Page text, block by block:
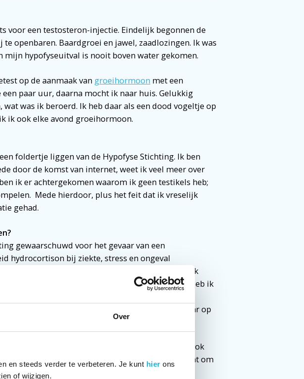
Over
en steeds verder te verbeteren. Je kunt hier ons
of wijzigen.
voor een testosteron-injectie. Eindelijk begonnen de
openbaren. Baardgroei en jawel, zaadlozingen. Ik was
mijn hypofyseuitval is nooit boven water gekomen.
op de aanmaak van groeihormoon met een
paar uur, daarna mocht ik naar huis. Gelukkig
was ik beroerd. Ik heb daar als een dood vogeltje op
ik ook elke avond groeihormoon.
foldertje liggen van de Hypofyse Stichting. Ik ben
door de komst van internet, weet ik veel meer over
ik er achtergekomen waarom ik geen testikels heb;
Mede hierdoor, plus het feit dat ik vreselijk
gehad.
gewaarschuwd voor het gevaar van een
hydrocortison bij ziekte, stress en ongeval
geweten! Deze kennis had ik in 2007 nodig, toen ik
heupprothese. Bij alle gesprekken voorafgaand heb ik
verzekerde mij dat het goed zou komen. Maar op
zeiden ze. ‘Ja’, zei ik, ‘maar ik wil na de operatie ook
tenslotte goed gekomen, maar ik stond op het punt om